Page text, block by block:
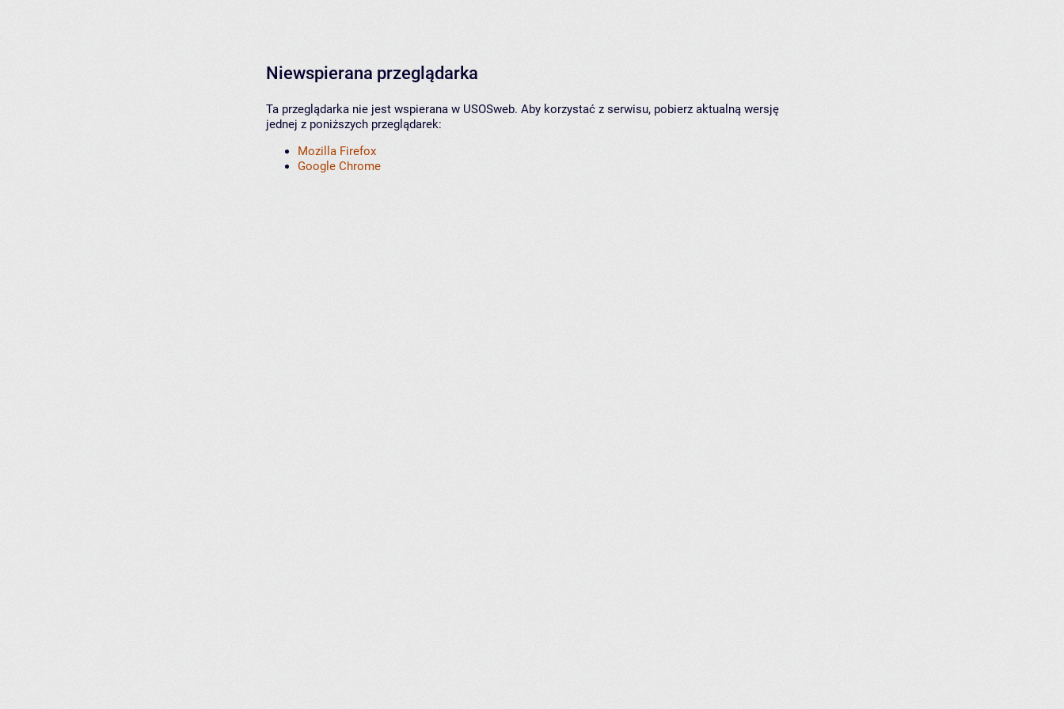
Niewspierana przeglądarka
Ta przeglądarka nie jest wspierana w USOSweb. Aby korzystać z serwisu, pobierz aktualną wersję
jednej z poniższych przeglądarek:
Mozilla Firefox
Google Chrome